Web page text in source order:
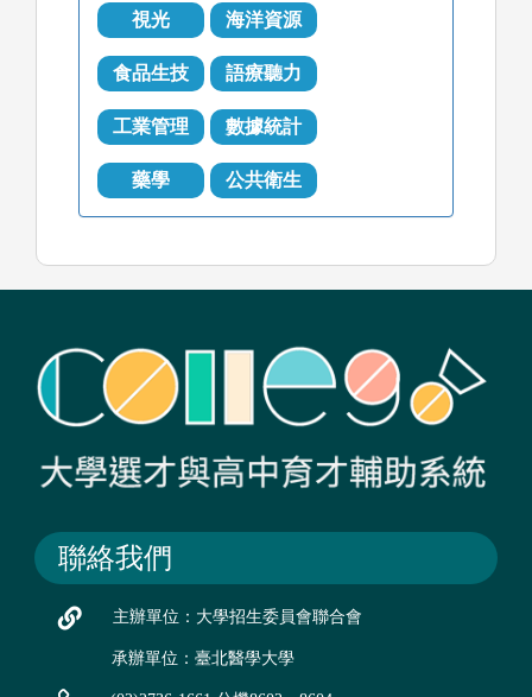
視光 海洋資源
食品生技 語療聽力
工業管理 數據統計
藥學 公共衛生
聯絡我們
主辦單位：大學招生委員會聯合會
承辦單位：臺北醫學大學